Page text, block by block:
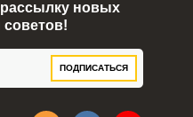
новых
советов!
ПОДПИСАТЬСЯ